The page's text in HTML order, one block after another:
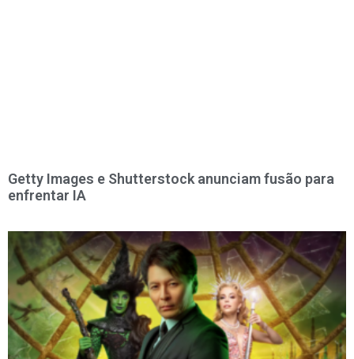
Getty Images e Shutterstock anunciam fusão para
enfrentar IA